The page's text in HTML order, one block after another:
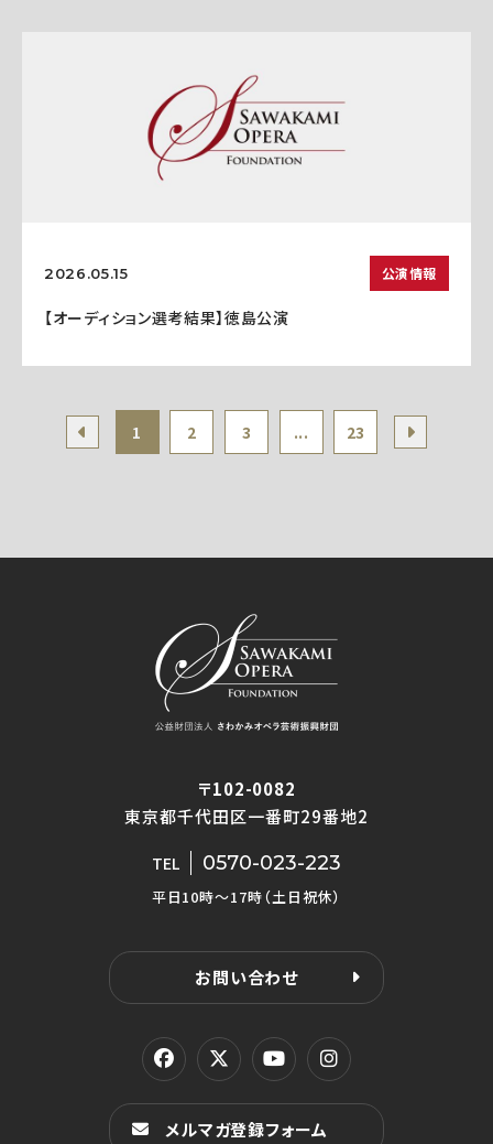
2026.05.15 公演情報
【オーディション選考結果】徳島公演
1 2 3 ... 23
〒102-0082
東京都千代田区一番町29番地2
TEL 0570-023-223
平日10時〜17時（土日祝休）
お問い合わせ
メルマガ登録フォーム